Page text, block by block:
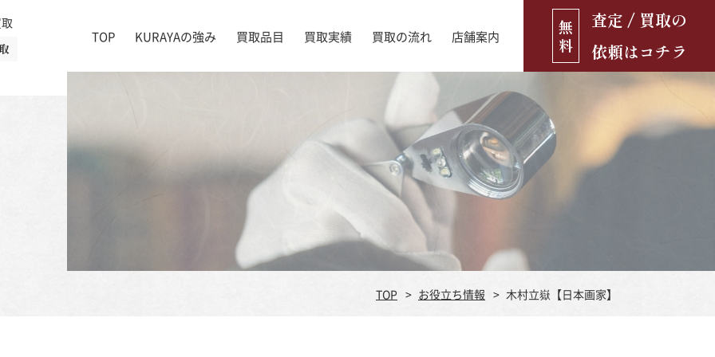
TOP KURAYAの強み 買取品目
古銭・古紙幣
古いおもちゃ・人形 遺品買取
時計 ブランド品 食器
ブランド家具
買取実績 買取の流れ 店舗案内
店舗ブログ お役立ち情報
無
料
査定 / 買取の
依頼はコチラ
TOP お役立ち情報 木村立嶽【日本画家】